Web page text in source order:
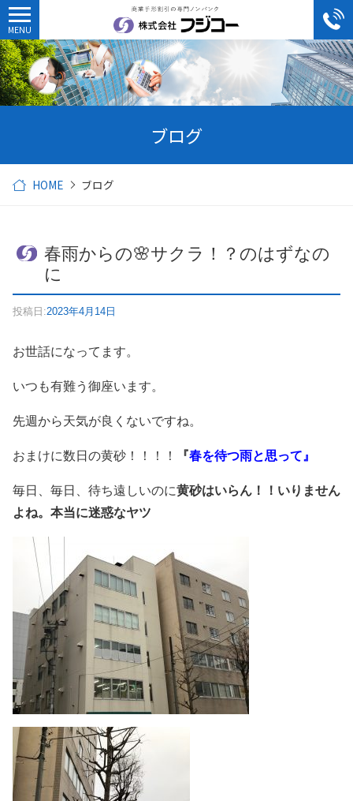
ブログ
HOME ブログ
春雨からの🌸サクラ！？のはずなの
に
投稿日:2023年4月14日
お世話になってます。
いつも有難う御座います。
先週から天気が良くないですね。
おまけに数日の黄砂！！！！ 『春を待つ雨と思って』
毎日、毎日、待ち遠しいのに黄砂はいらん！！いりません
よね。本当に迷惑なヤツ